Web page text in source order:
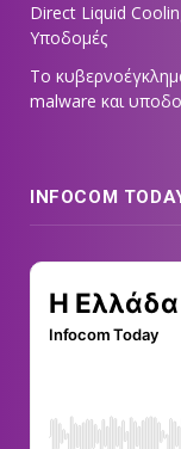
Direct Liquid
Υποδομές
Το
malware και
INFOCOM